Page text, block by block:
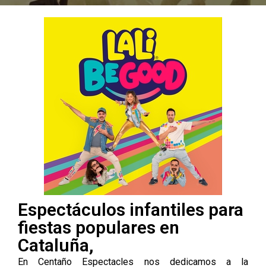
Espectáculos infantiles para
fiestas populares en
Cataluña,
EnCentaño Espectacles nos dedicamos a la